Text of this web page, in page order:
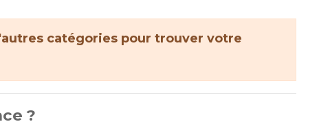
catégories pour trouver votre
?